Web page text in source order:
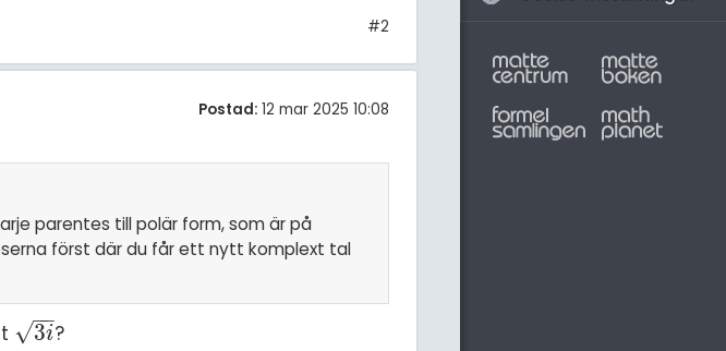
#2
Postad: 12 mar 2025 10:08
parentes till polär form, som är på
först där du får ett nytt komplext tal
3i
−
−
√
3i ?